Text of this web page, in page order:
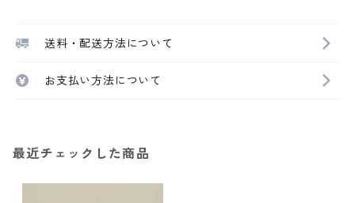
送料・配送方法について
お支払い方法について
最近チェックした商品